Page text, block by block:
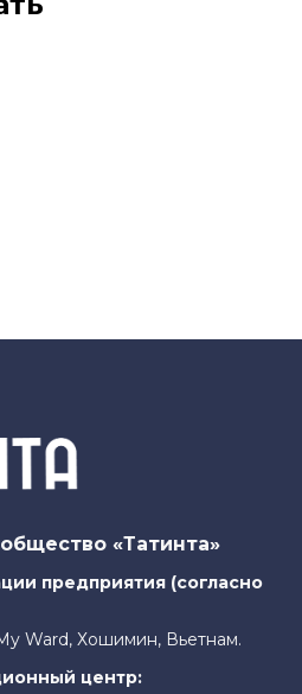
«Татинта»
предприятия (согласно
Ward, Хошимин, Вьетнам.
центр: